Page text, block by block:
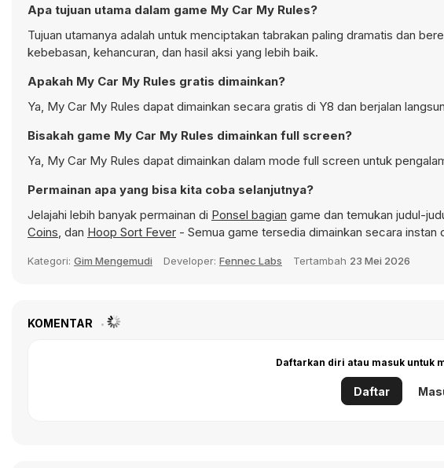
Apa tujuan utama dalam game My Car My Rules?
Tujuan utamanya adalah untuk menciptakan tabrakan paling dramatis dan
kebebasan, kehancuran, dan hasil aksi yang lebih baik.
Apakah My Car My Rules gratis dimainkan?
Ya, My Car My Rules dapat dimainkan secara gratis di Y8 dan berjalan
Bisakah game My Car My Rules dimainkan full screen?
Ya, My Car My Rules dapat dimainkan dalam mode full screen untuk
Permainan apa yang bisa kita coba selanjutnya?
Jelajahi lebih banyak permainan di Ponsel bagian game dan temukan judul-
Coins, dan Hoop Sort Fever - Semua game tersedia dimainkan secara instan
Kategori: Gim Mengemudi Developer: Fennec Labs Tertambah 23 Mei 2026
KOMENTAR
Daftarkan diri atau masuk untuk
Daftar